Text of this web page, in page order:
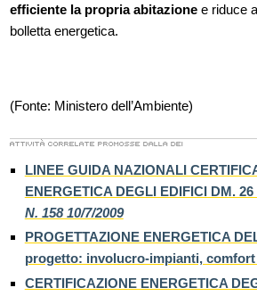
efficiente la propria abitazionee riduce
bolletta energetica.
(Fonte: Ministero dell’Ambiente)
LINEE GUIDA NAZIONALI
ENERGETICA DEGLI EDIFICI DM.
N. 158 10/7/2009
PROGETTAZIONE ENERGETICA
progetto: involucro-impianti, comfort
CERTIFICAZIONE ENERGETICA